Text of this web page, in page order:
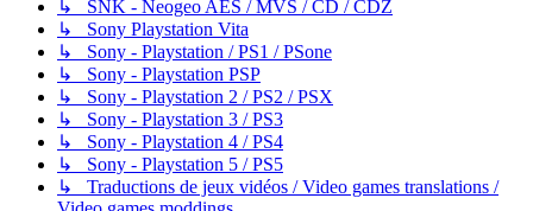
↳ SNK - Neogeo AES / MVS / CD / CDZ
↳ Sony Playstation Vita
↳ Sony - Playstation / PS1 / PSone
↳ Sony - Playstation PSP
↳ Sony - Playstation 2 / PS2 / PSX
↳ Sony - Playstation 3 / PS3
↳ Sony - Playstation 4 / PS4
↳ Sony - Playstation 5 / PS5
↳ Traductions de jeux vidéos / Video games translations /